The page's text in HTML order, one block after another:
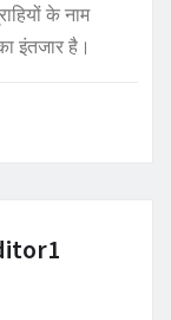
के नाम
इंतजार है।